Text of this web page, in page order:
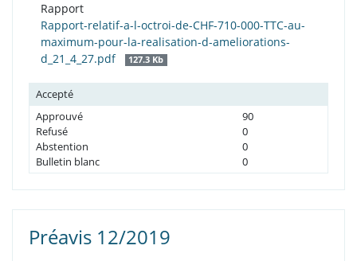
Rapport
Rapport-relatif-a-l-octroi-de-CHF-710-000-TTC-au-
maximum-pour-la-realisation-d-ameliorations-
d_21_4_27.pdf
127.3 Kb
Accepté
Approuvé
90
Refusé
0
Abstention
0
Bulletin blanc
0
Préavis 12/2019